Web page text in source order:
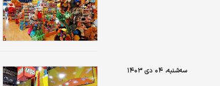
سه‌شنبه، ۰۴ دی ۱۴۰۳